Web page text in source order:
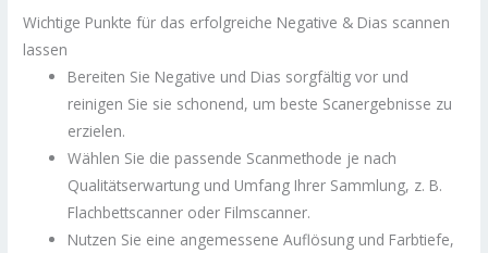
Wichtige Punkte für das erfolgreiche Negative & Dias scannen
lassen
Bereiten Sie Negative und Dias sorgfältig vor und
reinigen Sie sie schonend, um beste Scanergebnisse zu
erzielen.
Wählen Sie die passende Scanmethode je nach
Qualitätserwartung und Umfang Ihrer Sammlung, z. B.
Flachbettscanner oder Filmscanner.
Nutzen Sie eine angemessene Auflösung und Farbtiefe,